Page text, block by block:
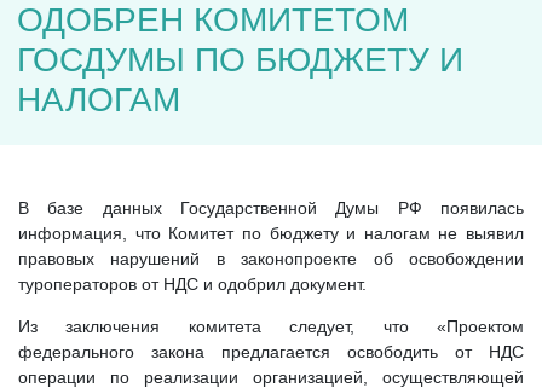
ОДОБРЕН КОМИТЕТОМ
ГОСДУМЫ ПО БЮДЖЕТУ И
НАЛОГАМ
В базе данных Государственной Думы РФ появилась
информация, что Комитет по бюджету и налогам не выявил
правовых нарушений в законопроекте об освобождении
туроператоров от НДС и одобрил документ.
Из заключения комитета следует, что «Проектом
федерального закона предлагается освободить от НДС
операции по реализации организацией, осуществляющей